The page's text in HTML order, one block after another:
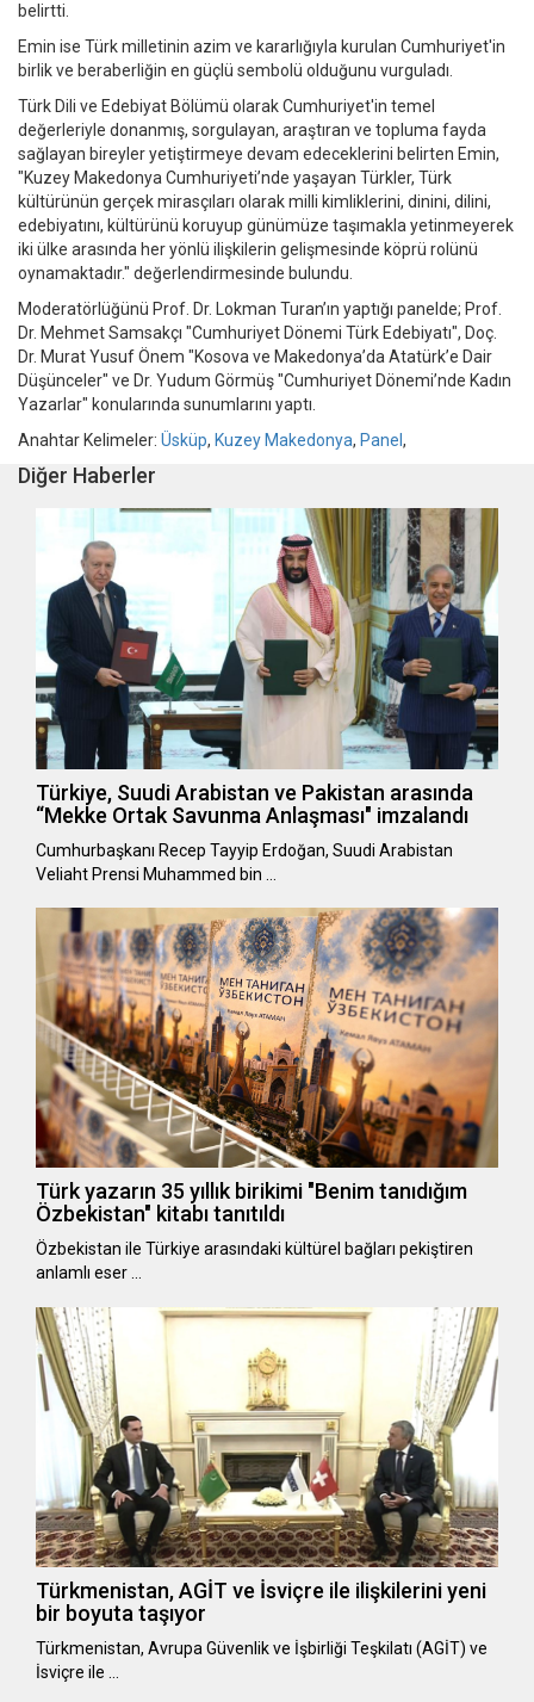
belirtti.
Emin ise Türk milletinin azim ve kararlığıyla kurulan Cumhuriyet'in
birlik ve beraberliğin en güçlü sembolü olduğunu vurguladı.
Türk Dili ve Edebiyat Bölümü olarak Cumhuriyet'in temel
değerleriyle donanmış, sorgulayan, araştıran ve topluma fayda
sağlayan bireyler yetiştirmeye devam edeceklerini belirten Emin,
"Kuzey Makedonya Cumhuriyeti’nde yaşayan Türkler, Türk
kültürünün gerçek mirasçıları olarak milli kimliklerini, dinini, dilini,
edebiyatını, kültürünü koruyup günümüze taşımakla yetinmeyerek
iki ülke arasında her yönlü ilişkilerin gelişmesinde köprü rolünü
oynamaktadır." değerlendirmesinde bulundu.
Moderatörlüğünü Prof. Dr. Lokman Turan’ın yaptığı panelde; Prof.
Dr. Mehmet Samsakçı "Cumhuriyet Dönemi Türk Edebiyatı", Doç.
Dr. Murat Yusuf Önem "Kosova ve Makedonya’da Atatürk’e Dair
Düşünceler" ve Dr. Yudum Görmüş "Cumhuriyet Dönemi’nde Kadın
Yazarlar" konularında sunumlarını yaptı.
Anahtar Kelimeler: Üsküp, Kuzey Makedonya, Panel ,
Diğer Haberler
Türkiye, Suudi Arabistan ve Pakistan arasında
“Mekke Ortak Savunma Anlaşması" imzalandı
Cumhurbaşkanı Recep Tayyip Erdoğan, Suudi Arabistan
Veliaht Prensi Muhammed bin …
Türk yazarın 35 yıllık birikimi "Benim tanıdığım
Özbekistan" kitabı tanıtıldı
Özbekistan ile Türkiye arasındaki kültürel bağları pekiştiren
anlamlı eser …
Türkmenistan, AGİT ve İsviçre ile ilişkilerini yeni
bir boyuta taşıyor
Türkmenistan, Avrupa Güvenlik ve İşbirliği Teşkilatı (AGİT) ve
İsviçre ile …